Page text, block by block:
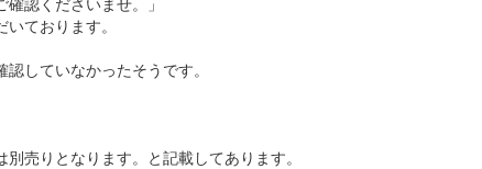
ております。
ていなかったそうです。
売りとなります。と記載してあります。